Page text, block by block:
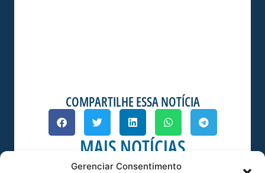
Gerenciar Consentimento
COMPARTILHE ESSA NOTÍCIA
MAIS NOTÍCIAS